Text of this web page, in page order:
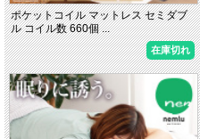
ポケットコイル マットレス セミダブ
ル コイル数 660個 ...
在庫切れ